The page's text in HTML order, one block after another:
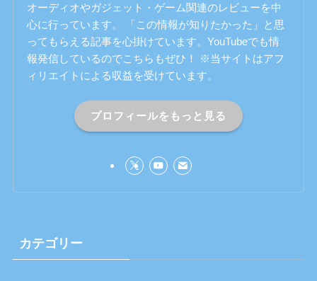
オーディオやガジェット・ゲーム関連のレビューを中
心に行っています。 「この情報が知りたかった」と思
ってもらえる記事を心掛けています。YouTubeでも情
報発信しているのでこちらもぜひ！ ※当サイトはアフ
ィリエイトによる収益を受けています。
プロフィールをもっと見る
カテゴリー